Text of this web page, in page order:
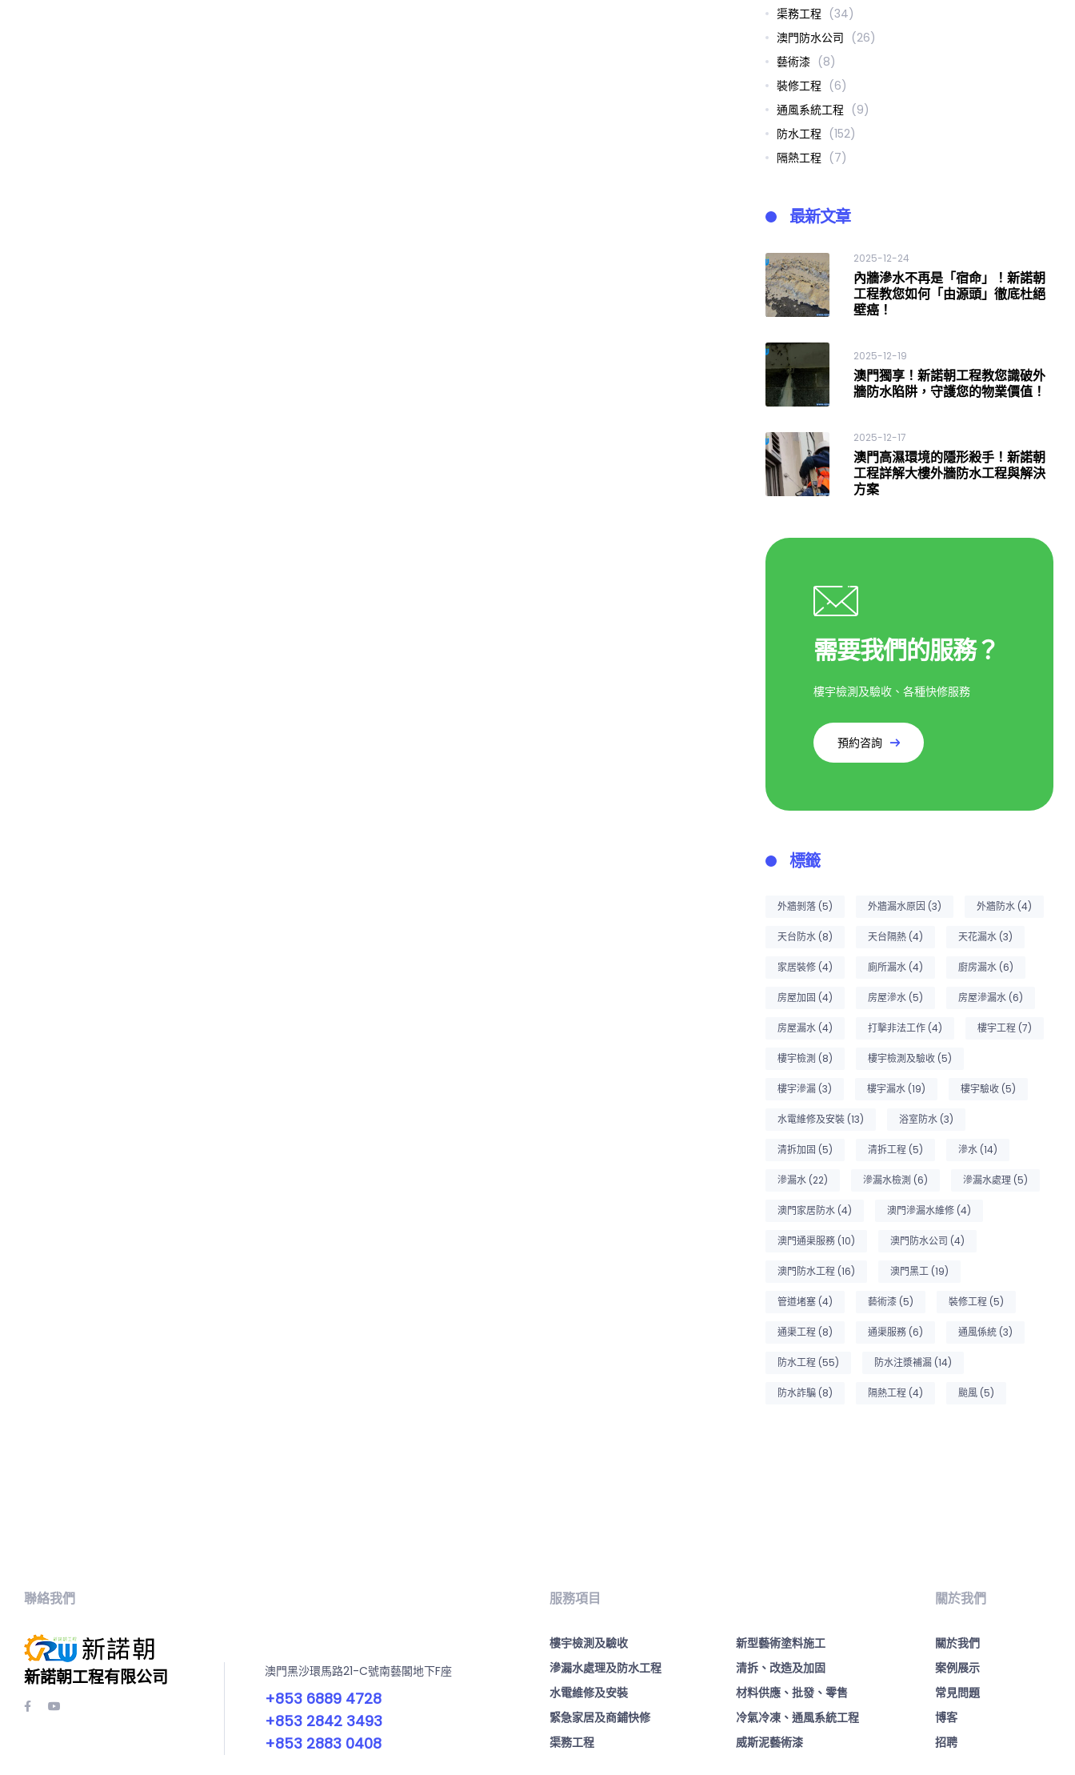
渠務工程 (34)
澳門防水公司 (26)
藝術漆 (8)
裝修工程 (6)
通風系統工程 (9)
防水工程 (152)
隔熱工程 (7)
最新文章
2025-12-24
內牆滲水不再是「宿命」！新諾朝
工程教您如何「由源頭」徹底杜絕
壁癌！
2025-12-19
澳門獨享！新諾朝工程教您識破外
牆防水陷阱，守護您的物業價值！
2025-12-17
澳門高濕環境的隱形殺手！新諾朝
工程詳解大樓外牆防水工程與解決
方案
需要我們的服務？
樓宇檢測及驗收、各種快修服務
預約咨詢
標籤
外牆剝落 (5) 外牆漏水原因 (3) 外牆防水 (4)
天台防水 (8) 天台隔熱 (4) 天花漏水 (3)
家居裝修 (4) 廁所漏水 (4) 廚房漏水 (6)
房屋加固 (4) 房屋滲水 (5) 房屋滲漏水 (6)
房屋漏水 (4) 打擊非法工作 (4) 樓宇工程 (7)
樓宇檢測 (8) 樓宇檢測及驗收 (5)
樓宇滲漏 (3) 樓宇漏水 (19) 樓宇驗收 (5)
水電維修及安裝 (13) 浴室防水 (3)
清拆加固 (5) 清拆工程 (5) 滲水 (14)
滲漏水 (22) 滲漏水檢測 (6) 滲漏水處理 (5)
澳門家居防水 (4) 澳門滲漏水維修 (4)
澳門通渠服務 (10) 澳門防水公司 (4)
澳門防水工程 (16) 澳門黑工 (19)
管道堵塞 (4) 藝術漆 (5) 裝修工程 (5)
通渠工程 (8) 通渠服務 (6) 通風係統 (3)
防水工程 (55) 防水注漿補漏 (14)
防水詐騙 (8) 隔熱工程 (4) 颱風 (5)
聯絡我們
新諾朝工程有限公司 澳門黑沙環馬路21-C號南藝閣地下F座
+853 6889 4728
+853 2842 3493
+853 2883 0408
服務項目
樓宇檢測及驗收
滲漏水處理及防水工程
水電維修及安裝
緊急家居及商鋪快修
渠務工程
新型藝術塗料施工
清拆、改造及加固
材料供應、批發、零售
冷氣冷凍、通風系統工程
威斯泥藝術漆
關於我們
關於我們
案例展示
常見問題
博客
招聘